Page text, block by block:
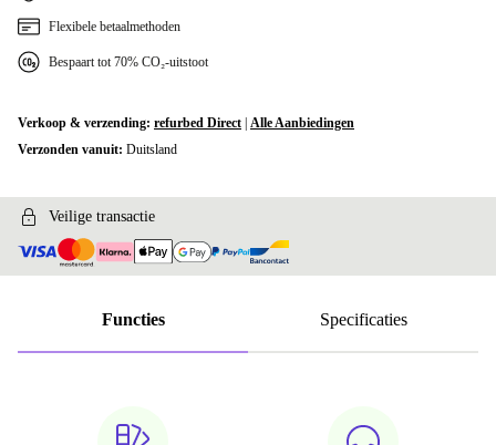
Flexibele betaalmethoden
Bespaart tot 70% CO₂-uitstoot
Verkoop & verzending: refurbed Direct Alle Aanbiedingen
Verzonden vanuit: Duitsland
Veilige transactie
Functies Specificaties